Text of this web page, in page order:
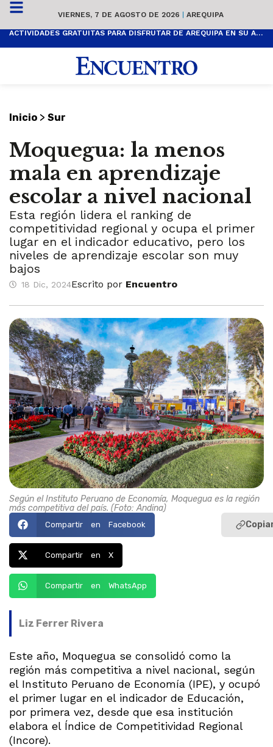
VIERNES, 7 DE AGOSTO DE 2026 | AREQUIPA
ACTIVIDADES GRATUITAS PARA DISFRUTAR DE AREQUIPA EN SU ANIVERSARIO
Inicio > Sur
Moquegua: la menos
mala en aprendizaje
escolar a nivel nacional
Esta región lidera el ranking de
competitividad regional y ocupa el primer
lugar en el indicador educativo, pero los
niveles de aprendizaje escolar son muy
bajos
18 Dic, 2024Escrito por Encuentro
Según el Instituto Peruano de Economía, Moquegua es la región
más competitiva del país. (Foto: Andina)
Compartir en Facebook
Compartir en X
Compartir en WhatsApp
Liz Ferrer Rivera
Este año, Moquegua se consolidó como la
región más competitiva a nivel nacional, según
el Instituto Peruano de Economía (IPE), y ocupó
el primer lugar en el indicador de Educación,
por primera vez, desde que esa institución
elabora el Índice de Competitividad Regional
(Incore).